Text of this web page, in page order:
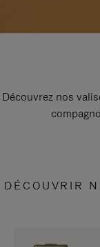
Découvrez nos
DÉCOUVRIR